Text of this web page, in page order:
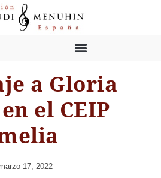
a Gloria
el CEIP
marzo 17, 2022